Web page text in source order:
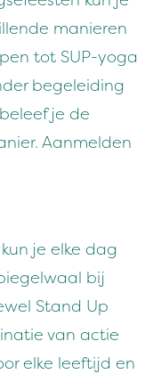
manieren
tot SUP-yoga
begeleiding
je de
Aanmelden
je elke dag
bij
Stand Up
van actie
elke leeftijd en